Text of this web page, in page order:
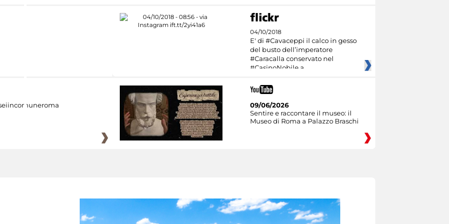
04/10/2018
E' di #Cavaceppi il calco in gesso
del busto dell’imperatore
#Caracalla conservato nel
#CasinoNobile a
09/06/2026
Sentire e raccontare il museo: il
Museo di Roma a Palazzo Braschi